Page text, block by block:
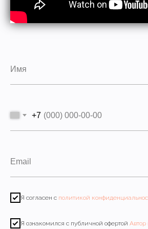
+7
Я согласен с политикой
Я ознакомился с публичной офертой Автор